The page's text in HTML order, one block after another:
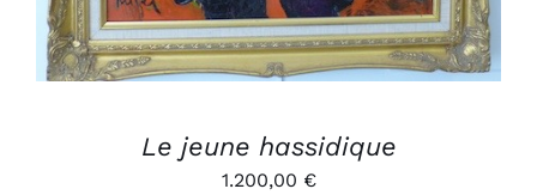
Le jeune hassidique
1.200,00 €